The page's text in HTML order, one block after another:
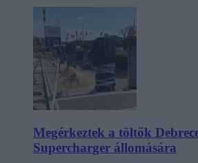
Megérkeztek a töltők
Supercharger állomására